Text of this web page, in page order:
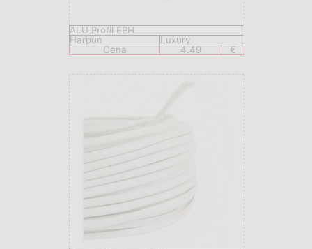
ALU Profil EPH
Harpun
Luxury
Cena
4.49 €